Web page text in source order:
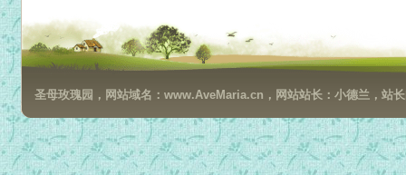
024十、约伯.mp3
025十一、亚巴郎.mp3
026十二、默基瑟德.mp3
027十三、亚巴郎领受旧约圣事.mp3
028十四、雅格伯1.mp3
圣母玫瑰园，网站域名：www.AveMaria.cn，网站站长：小德兰，